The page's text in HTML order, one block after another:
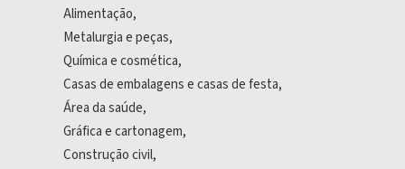
Alimentação,
Metalurgia e peças,
Química e cosmética,
Casas de embalagens e casas de festa,
Área da saúde,
Gráfica e cartonagem,
Construção civil,